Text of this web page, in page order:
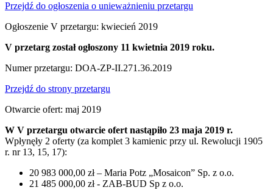
Przejdź do ogłoszenia o unieważnieniu przetargu
Ogłoszenie V przetargu: kwiecień 2019
V przetarg został ogłoszony 11 kwietnia 2019 roku.
Numer przetargu: DOA-ZP-II.271.36.2019
Przejdź do strony przetargu
Otwarcie ofert: maj 2019
W V przetargu otwarcie ofert nastąpiło 23 maja 2019 r.
Wpłynęły 2 oferty (za komplet 3 kamienic przy ul. Rewolucji 1905
r. nr 13, 15, 17):
20 983 000,00 zł – Maria Potz „Mosaicon” Sp. z o.o.
21 485 000,00 zł - ZAB-BUD Sp z o.o.